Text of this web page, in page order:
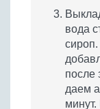
вода
после
даем